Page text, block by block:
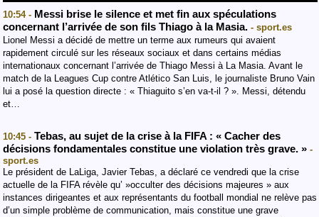
10:54 - Messi brise le silence et met fin aux spéculations
concernant l’arrivée de son fils Thiago à la Masia. - sport.es
Lionel Messi a décidé de mettre un terme aux rumeurs qui avaient
rapidement circulé sur les réseaux sociaux et dans certains médias
internationaux concernant l’arrivée de Thiago Messi à La Masia. Avant le
match de la Leagues Cup contre Atlético San Luis, le journaliste Bruno Vain
lui a posé la question directe : « Thiaguito s’en va-t-il ? ». Messi, détendu
et…
10:45 - Tebas, au sujet de la crise à la FIFA : « Cacher des
décisions fondamentales constitue une violation très grave. » -
sport.es
Le président de LaLiga, Javier Tebas, a déclaré ce vendredi que la crise
actuelle de la FIFA révèle qu’ »occulter des décisions majeures » aux
instances dirigeantes et aux représentants du football mondial ne relève pas
d’un simple problème de communication, mais constitue une grave